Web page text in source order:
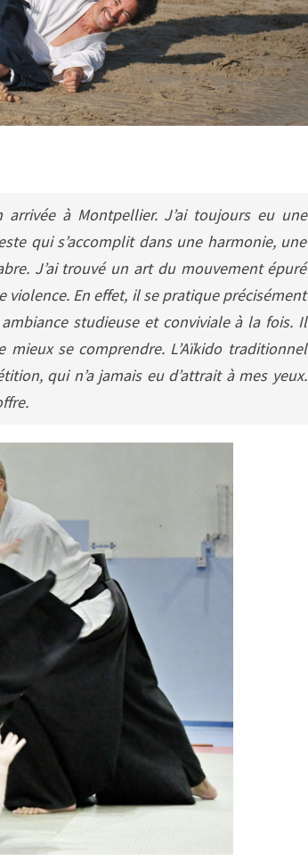
arrivée à Montpellier. J’ai toujours eu une
qui s’accomplit dans une harmonie, une
J’ai trouvé un art du mouvement épuré
En effet, il se pratique précisément
studieuse et conviviale à la fois. Il
mieux se comprendre. L’Aïkido traditionnel
qui n’a jamais eu d’attrait à mes yeux.